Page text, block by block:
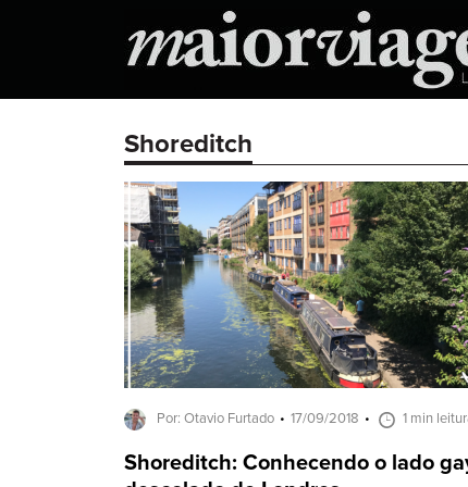
Shoreditch
Por: Otavio Furtado 17/09/2018 1 min
Shoreditch: Conhecendo o lado